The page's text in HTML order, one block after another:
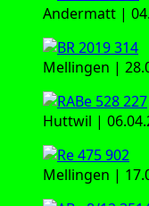
Andermatt |
Mellingen |
Huttwil |
Mellingen |